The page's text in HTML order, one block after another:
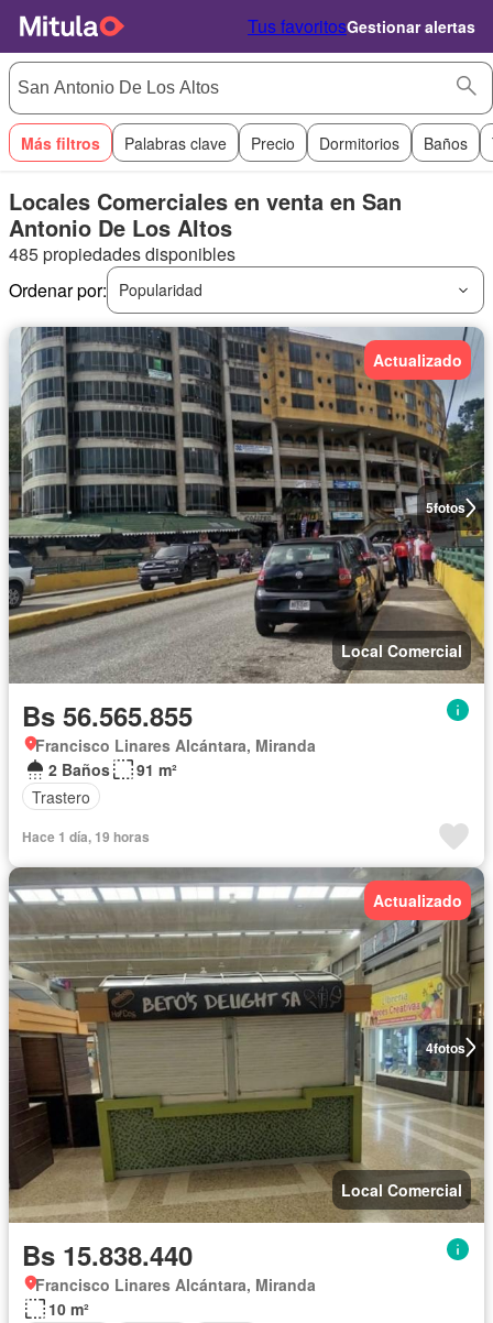
Tus favoritosGestionar alertas
Más filtros Palabras clave Precio Dormitorios Baños
Locales Comerciales en venta en San
Antonio De Los Altos
485 propiedades disponibles
Ordenar por:
Popularidad
5fotos
Actualizado
Local Comercial
Bs 56.565.855
Francisco Linares Alcántara, Miranda
2 Baños
91 m²
Trastero
Hace 1 día, 19 horas
4fotos
Actualizado
Local Comercial
Bs 15.838.440
Francisco Linares Alcántara, Miranda
10 m²